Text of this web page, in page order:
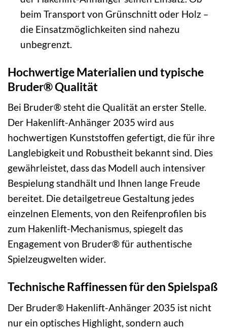
beim Transport von Grünschnitt oder Holz –
die Einsatzmöglichkeiten sind nahezu
unbegrenzt.
Hochwertige Materialien und typische
Bruder® Qualität
Bei Bruder® steht die Qualität an erster Stelle.
Der Hakenlift-Anhänger 2035 wird aus
hochwertigen Kunststoffen gefertigt, die für ihre
Langlebigkeit und Robustheit bekannt sind. Dies
gewährleistet, dass das Modell auch intensiver
Bespielung standhält und Ihnen lange Freude
bereitet. Die detailgetreue Gestaltung jedes
einzelnen Elements, von den Reifenprofilen bis
zum Hakenlift-Mechanismus, spiegelt das
Engagement von Bruder® für authentische
Spielzeugwelten wider.
Technische Raffinessen für den Spielspaß
Der Bruder® Hakenlift-Anhänger 2035 ist nicht
nur ein optisches Highlight, sondern auch